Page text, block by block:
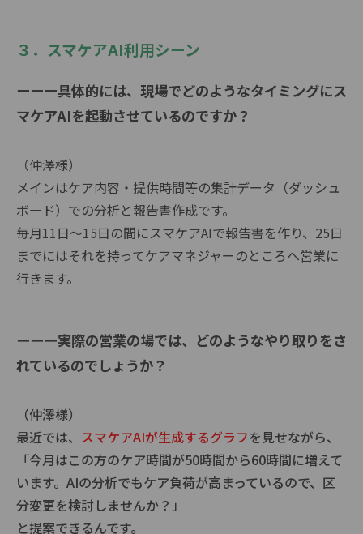
３．スマケアAI利用シーン
ーーー具体的には、現場でどのようなタイミングにス
マケアAIを起動させているのですか？
（仲澤様）
メインはケア内容・提供時間等の集計データ（ダッシュ
ボード）での分析と報告書作成です。
毎月11日〜15日の間にスマケアAIで報告書を作り、25日
までにはそれを持ってケアマネジャーのところへ営業に
行きます。
ーーー実際の営業の場では、どのようなやり取りをさ
れているのでしょうか？
（仲澤様）
最近では、 スマケアAIが生成するグラフを見せながら、
「今月はこの方のケア時間が50時間から60時間に増えて
います。AIの分析でもケア負荷が高まっているので、区
分変更を検討しませんか？」
と提案できるんです。